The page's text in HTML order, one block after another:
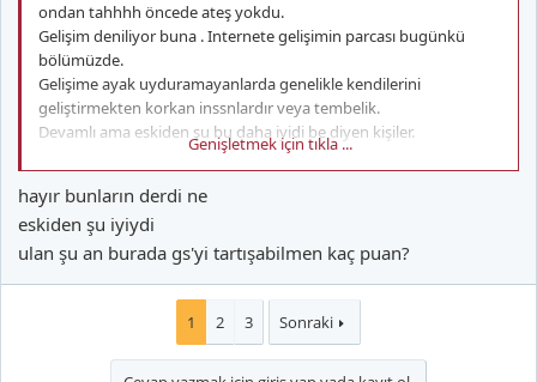
ondan tahhhh öncede ateş yokdu.
Gelişim deniliyor buna . Internete gelişimin parcası bugünkü
bölümüzde.
Gelişime ayak uyduramayanlarda genelikle kendilerini
geliştirmekten korkan inssnlardır veya tembelik.
Devamlı ama eskiden şu bu daha iyidi be diyen kişiler.
Yorum sadece. Kimse üstüne alınmasın
Genişletmek için tıkla ...
hayır bunların derdi ne
eskiden şu iyiydi
ulan şu an burada gs'yi tartışabilmen kaç puan?
1 2 3 Sonraki